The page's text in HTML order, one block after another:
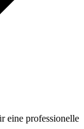
eine professionelle